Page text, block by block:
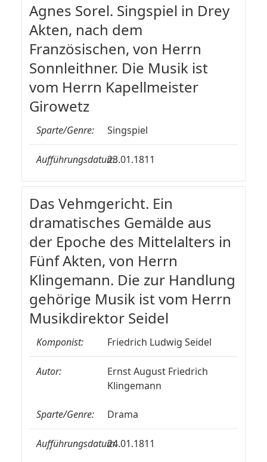
Agnes Sorel. Singspiel in Drey
Akten, nach dem
Französischen, von Herrn
Sonnleithner. Die Musik ist
vom Herrn Kapellmeister
Girowetz
Sparte/Genre: Singspiel
Aufführungsdatum:23.01.1811
Das Vehmgericht. Ein
dramatisches Gemälde aus
der Epoche des Mittelalters in
Fünf Akten, von Herrn
Klingemann. Die zur Handlung
gehörige Musik ist vom Herrn
Musikdirektor Seidel
Komponist: Friedrich Ludwig Seidel
Autor:
Ernst August Friedrich
Klingemann
Sparte/Genre: Drama
Aufführungsdatum:24.01.1811